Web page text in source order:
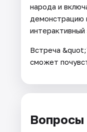
народа и
демонстрацию
Встреча
сможет
Вопросы